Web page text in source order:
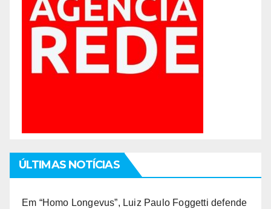
ÚLTIMAS NOTÍCIAS
Em “Homo Longevus”, Luiz Paulo Foggetti defende